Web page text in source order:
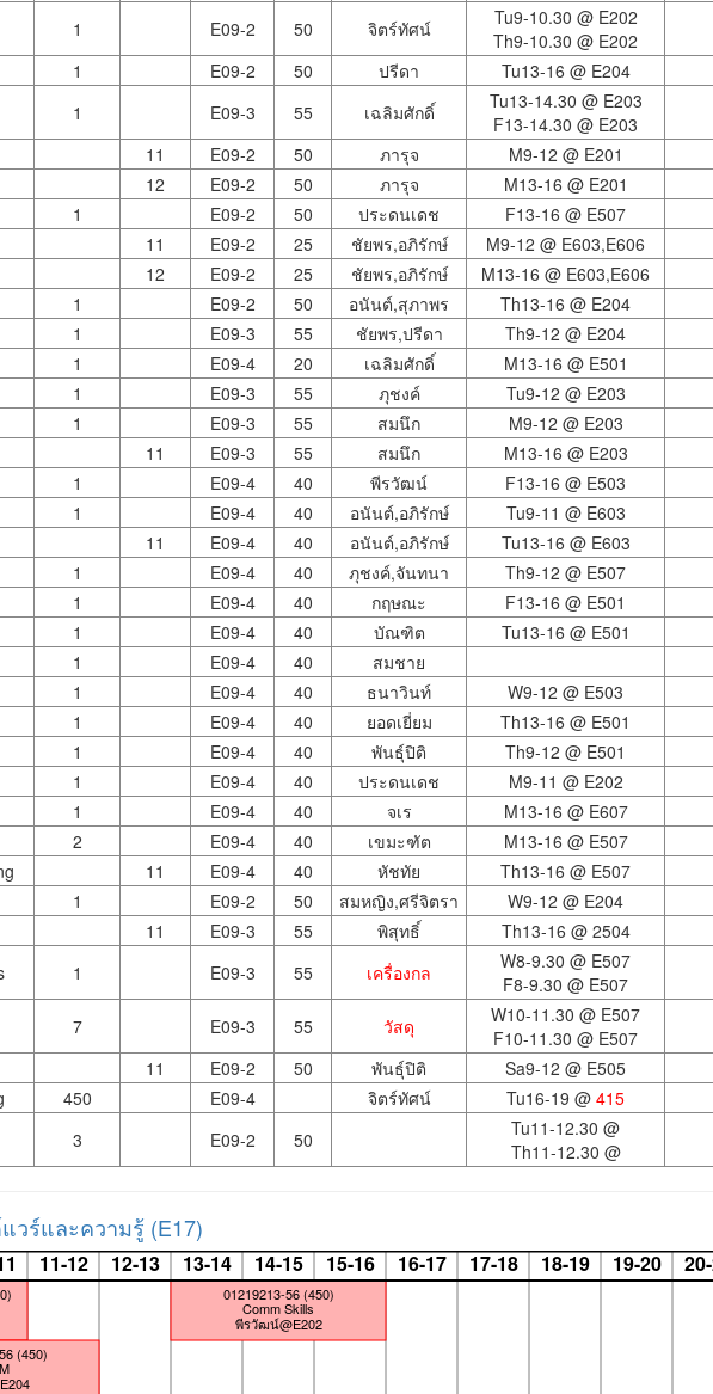
1 E09-2 50 จิตร์ทัศน์ Tu9-10.30 @ E202
Th9-10.30 @ E202
1 E09-2 50 ปรีดา Tu13-16 @ E204
1 E09-3 55 เฉลิมศักดิ์ Tu13-14.30 @ E203
F13-14.30 @ E203
11 E09-2 50 ภารุจ M9-12 @ E201
12 E09-2 50 ภารุจ M13-16 @ E201
1 E09-2 50 ประดนเดช F13-16 @ E507
11 E09-2 25 ชัยพร,อภิรักษ์ M9-12 @ E603 E606
12 E09-2 25 ชัยพร,อภิรักษ์ M13-16 @ E603 E606
1 E09-2 50 อนันต์,สุภาพร Th13-16 @ E204
1 E09-3 55 ชัยพร,ปรีดา Th9-12 @ E204
1 E09-4 20 เฉลิมศักดิ์ M13-16 @ E501
1 E09-3 55 ภุชงค์ Tu9-12 @ E203
1 E09-3 55 สมนึก M9-12 @ E203
11 E09-3 55 สมนึก M13-16 @ E203
1 E09-4 40 พีรวัฒน์ F13-16 @ E503
1 E09-4 40 อนันต์,อภิรักษ์ Tu9-11 @ E603
11 E09-4 40 อนันต์,อภิรักษ์ Tu13-16 @ E603
1 E09-4 40 ภุชงค์,จันทนา Th9-12 @ E507
1 E09-4 40 กฤษณะ F13-16 @ E501
1 E09-4 40 บัณฑิต Tu13-16 @ E501
1 E09-4 40 สมชาย
1 E09-4 40 ธนาวินท์ W9-12 @ E503
1 E09-4 40 ยอดเยี่ยม Th13-16 @ E501
1 E09-4 40 พันธุ์ปิติ Th9-12 @ E501
1 E09-4 40 ประดนเดช M9-11 @ E202
1 E09-4 40 จเร M13-16 @ E607
2 E09-4 40 เขมะฑัต M13-16 @ E507
11 E09-4 40 หัชทัย Th13-16 @ E507
1 E09-2 50 สมหญิง,ศรีจิตรา W9-12 @ E204
11 E09-3 55 พิสุทธิ์ Th13-16 @ 2504
1 E09-3 55 เครื่องกล W8-9.30 @ E507
F8-9.30 @ E507
7 E09-3 55 วัสดุ W10-11.30 @ E507
F10-11.30 @ E507
11 E09-2 50 พันธุ์ปิติ Sa9-12 @ E505
450 E09-4 จิตร์ทัศน์ Tu16-19 @ 415
3 E09-2 50
Tu11-12.30 @
Th11-12.30 @
วร์และความรู้ (E17)
11-12 12-13 13-14 14-15 15-16 16-17 17-18 18-19 19-20
01219213-56 (450)
Comm Skills
พีรวัฒน์@E202
(450)